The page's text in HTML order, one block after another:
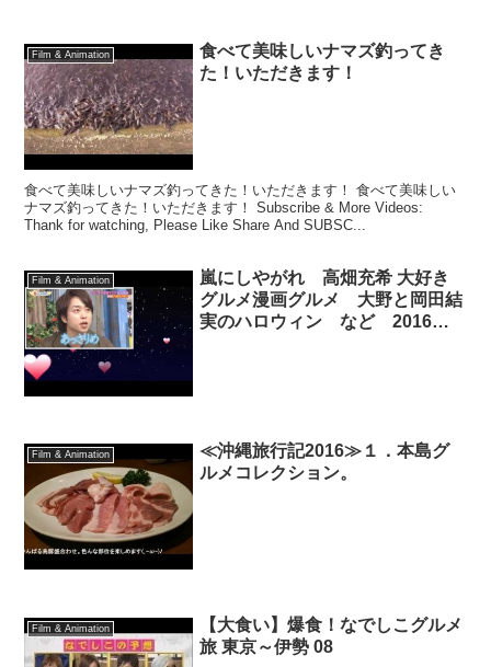
Film & Animation
食べて美味しいナマズ釣ってき
た！いただきます！
食べて美味しいナマズ釣ってきた！いただきます！ 食べて美味しい
ナマズ釣ってきた！いただきます！ Subscribe & More Videos:
Thank for watching, Please Like Share And SUBSC...
Film & Animation
嵐にしやがれ 高畑充希 大好き
グルメ漫画グルメ 大野と岡田結
実のハロウィン など 2016年
Film & Animation
≪沖縄旅行記2016≫１．本島グ
ルメコレクション。
Film & Animation
【大食い】爆食！なでしこグルメ
旅 東京～伊勢 08